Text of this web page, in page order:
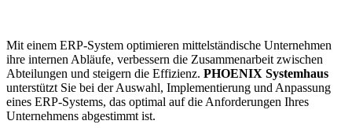
Mit einem ERP-System optimieren mittelständische Unternehmen
ihre internen Abläufe, verbessern die Zusammenarbeit zwischen
Abteilungen und steigern die Effizienz. PHOENIX Systemhaus
unterstützt Sie bei der Auswahl, Implementierung und Anpassung
eines ERP-Systems, das optimal auf die Anforderungen Ihres
Unternehmens abgestimmt ist.